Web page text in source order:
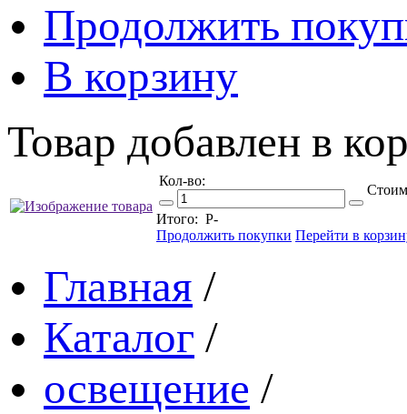
Продолжить
В корзину
Товар добавлен в
Кол-во:
Итого: Р-
Продолжить покупки Перейти в
Главная /
Каталог /
освещение /